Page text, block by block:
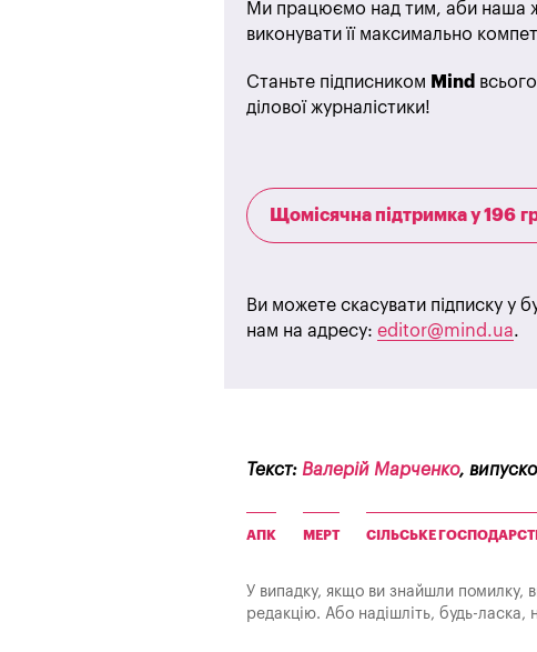
Ми працюємо над тим, аби наша
виконувати її максимально
Станьте підписником Mind
ділової журналістики!
Щомісячна підтримка у 196
Ви можете скасувати підписку у
нам на адресу: editor@mind.ua.
Текст: Валерій Марченко,
АПК МЕРТ СІЛЬСЬКЕ
У випадку, якщо ви знайшли помилку,
редакцію. Або надішліть, будь-ласка,